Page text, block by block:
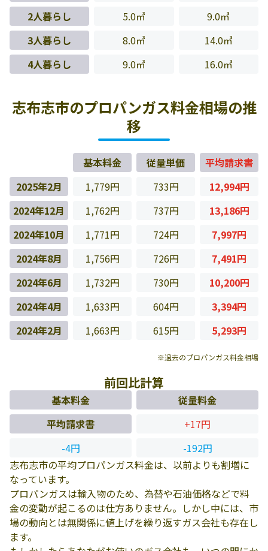
2人暮らし
5.0㎥
9.0㎥
3人暮らし
8.0㎥
14.0㎥
4人暮らし
9.0㎥ 16.0㎥
志布志市のプロパンガス料金相場の推
移
基本料金 従量単価
平均請求書
2025年2月
1,779円 733円
12,994円
2024年12月
1,762円 737円
13,186円
2024年10月
1,771円 724円
7,997円
2024年8月
1,756円 726円
7,491円
2024年6月
1,732円 730円
10,200円
2024年4月
1,633円 604円
3,394円
2024年2月
1,663円 615円 5,293円
※過去のプロパンガス料金相場
前回比計算
基本料金
従量料金
平均請求書
+17円
-4円
-192円
志布志市の平均プロパンガス料金は、以前よりも割増に
なっています。
プロパンガスは輸入物のため、為替や石油価格などで料
金の変動が起こるのは仕方ありません。しかし中には、市
場の動向とは無関係に値上げを繰り返すガス会社も存在し
ます。